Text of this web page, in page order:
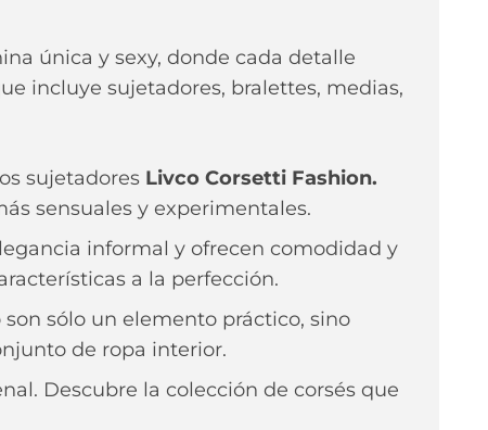
única y sexy, donde cada detalle
incluye sujetadores, bralettes, medias,
sujetadores Livco Corsetti Fashion.
sensuales y experimentales.
informal y ofrecen comodidad y
a la perfección.
sólo un elemento práctico, sino
de ropa interior.
Descubre la colección de corsés que